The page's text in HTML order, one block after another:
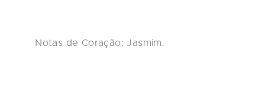
Notas de Coração: Jasmim.